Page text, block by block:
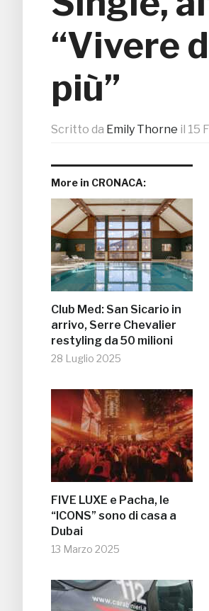
“Vivere
più”
Scritto da Emily Thorne il 15
More in CRONACA:
Club Med: San Sicario in
arrivo, Serre Chevalier
restyling da 50 milioni
28 Luglio 2025
FIVE LUXE e Pacha, le
“ICONS” sono di casa a
Dubai
13 Marzo 2025